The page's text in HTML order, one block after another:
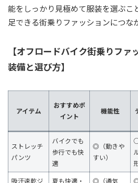
能をしっかり見極めて服装を選ぶこ
足できる街乗りファッションにつな
【オフロードバイク街乗りファ
装備と選び方】
アイテム
おすすめポ
イント
機能性
ストレッチ
パンツ
バイクでも
歩行でも快
適
◎（動きや
すい）
吸汗速乾ジ
夏も快適・
◎（通気